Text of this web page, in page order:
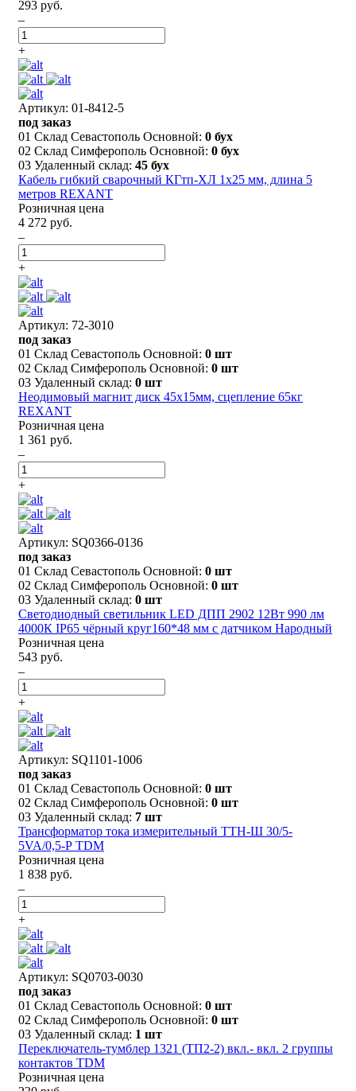
293 руб.
–
+
Артикул: 01-8412-5
под заказ
01 Склад Севастополь Основной: 0 бух
02 Склад Симферополь Основной: 0 бух
03 Удаленный склад: 45 бух
Кабель гибкий сварочный КГтп-ХЛ 1х25 мм, длина 5
метров REXANT
Розничная цена
4 272 руб.
–
+
Артикул: 72-3010
под заказ
01 Склад Севастополь Основной: 0 шт
02 Склад Симферополь Основной: 0 шт
03 Удаленный склад: 0 шт
Неодимовый магнит диск 45х15мм, сцепление 65кг
REXANT
Розничная цена
1 361 руб.
–
+
Артикул: SQ0366-0136
под заказ
01 Склад Севастополь Основной: 0 шт
02 Склад Симферополь Основной: 0 шт
03 Удаленный склад: 0 шт
Светодиодный светильник LED ДПП 2902 12Вт 990 лм
4000К IP65 чёрный круг160*48 мм с датчиком Народный
Розничная цена
543 руб.
–
+
Артикул: SQ1101-1006
под заказ
01 Склад Севастополь Основной: 0 шт
02 Склад Симферополь Основной: 0 шт
03 Удаленный склад: 7 шт
Трансформатор тока измерительный ТТН-Ш 30/5-
5VA/0,5-Р TDM
Розничная цена
1 838 руб.
–
+
Артикул: SQ0703-0030
под заказ
01 Склад Севастополь Основной: 0 шт
02 Склад Симферополь Основной: 0 шт
03 Удаленный склад: 1 шт
Переключатель-тумблер 1321 (ТП2-2) вкл.- вкл. 2 группы
контактов TDM
Розничная цена